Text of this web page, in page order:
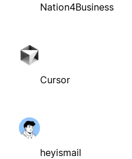
Nation4Business
Cursor
heyismail